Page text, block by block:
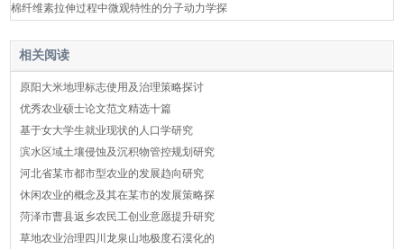
棉纤维素拉伸过程中微观特性的分子动力学探
相关阅读
原阳大米地理标志使用及治理策略探讨
优秀农业硕士论文范文精选十篇
基于女大学生就业现状的人口学研究
滨水区域土壤侵蚀及沉积物管控规划研究
河北省某市都市型农业的发展趋向研究
休闲农业的概念及其在某市的发展策略探
菏泽市曹县返乡农民工创业意愿提升研究
草地农业治理四川龙泉山地极度石漠化的